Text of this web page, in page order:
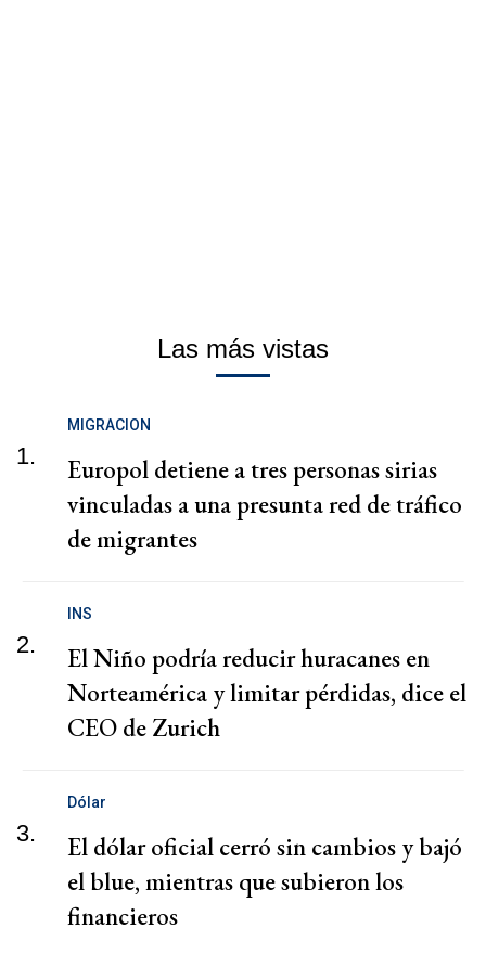
Las más vistas
1.
MIGRACION
Europol detiene a tres personas sirias
vinculadas a una presunta red de tráfico
de migrantes
2.
INS
El Niño podría reducir huracanes en
Norteamérica y limitar pérdidas, dice el
CEO de Zurich
3.
Dólar
El dólar oficial cerró sin cambios y bajó
el blue, mientras que subieron los
financieros